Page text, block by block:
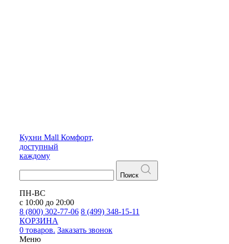
Кухни Mall Комфорт,
доступный
каждому
Поиск
ПН-ВС
с 10:00 до 20:00
8 (800) 302-77-06 8 (499) 348-15-11
КОРЗИНА
0 товаров. Заказать звонок
Меню